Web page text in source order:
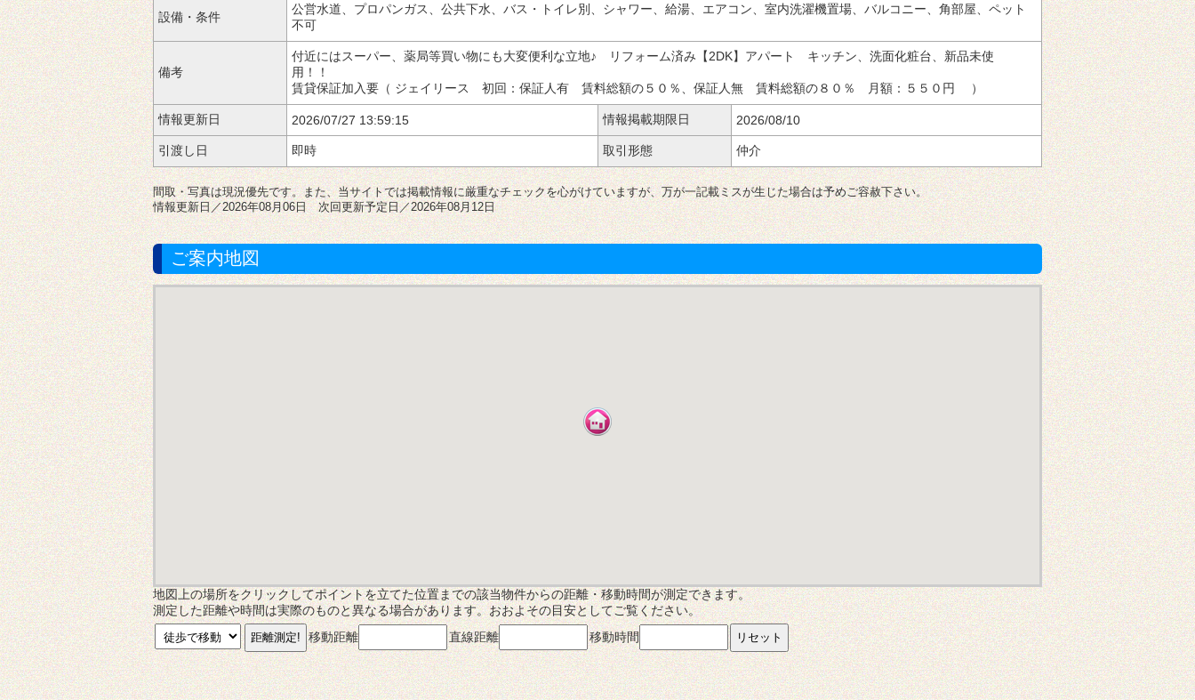
設備・条件
公営水道、プロパンガス、公共下水、バス・トイレ別、シャワー、給湯、エアコン、室内洗濯機置場、バルコニー、角部屋、ペット
不可
備考
付近にはスーパー、薬局等買い物にも大変便利な立地♪ リフォーム済み【2DK】アパート キッチン、洗面化粧台、新品未使
用！！
賃貸保証
（ ジェイリース 初回：保証人有 賃料総額の５０％、保証人無 賃料総額の８０％ 月額：５５０円 ）
情報更新日 2026/07/27 13:59:15 情報掲載期限日 2026/08/10
引渡し日 取引形態
間取・写真は現況優先です。また、当サイトでは掲載情報に厳重なチェックを心がけていますが、万が一記載ミスが生じた場合は予めご容赦下さい。
情報更新日／2026年08月06日 次回更新予定日／2026年08月12日
ご案内地図
地図上の場所をクリックしてポイントを立てた位置までの該当物件からの距離・移動時間が測定できます。
測定した距離や時間は実際のものと異なる場合があります。おおよその目安としてご覧ください。
移動距離
直線距離 移動時間